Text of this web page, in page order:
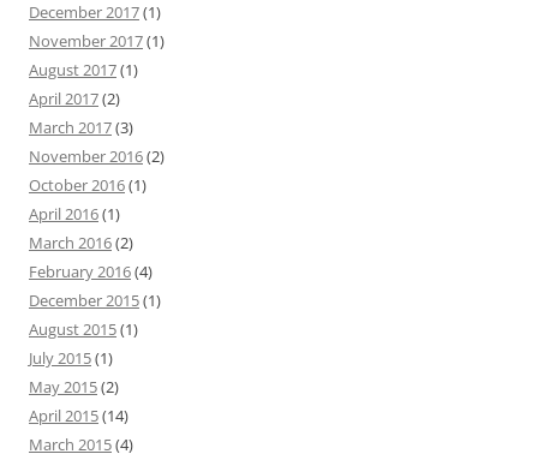
December 2017(1)
November 2017(1)
August 2017(1)
April 2017(2)
March 2017(3)
November 2016(2)
October 2016(1)
April 2016(1)
March 2016(2)
February 2016(4)
December 2015(1)
August 2015(1)
July 2015(1)
May 2015(2)
April 2015(14)
March 2015(4)